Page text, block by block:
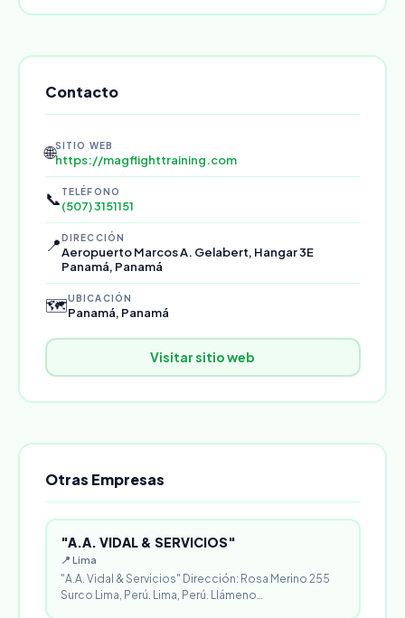
Contacto
🌐SITIO WEB
https://magflighttraining.com
📞 TELÉFONO
(507) 3151151
📍DIRECCIÓN
Aeropuerto Marcos A. Gelabert, Hangar 3E
Panamá, Panamá
🗺️UBICACIÓN
Panamá, Panamá
Visitar sitio web
Otras Empresas
"A.A. VIDAL & SERVICIOS"
📍 Lima
"A.A. Vidal & Servicios" Dirección: Rosa Merino 255
Surco Lima, Perú. Lima, Perú. Llámeno…